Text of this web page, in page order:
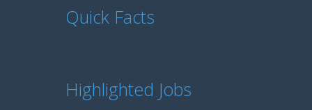
Quick Facts
Highlighted Jobs